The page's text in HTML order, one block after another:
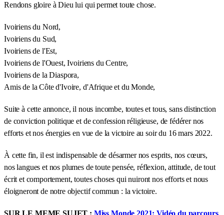
Rendons gloire à Dieu lui qui permet toute chose.
Ivoiriens du Nord,
Ivoiriens du Sud,
Ivoiriens de l'Est,
Ivoiriens de l'Ouest, Ivoiriens du Centre,
Ivoiriens de la Diaspora,
Amis de la Côte d'Ivoire, d'Afrique et du Monde,
Suite à cette annonce, il nous incombe, toutes et tous, sans distinction
de conviction politique et de confession réligieuse, de fédérer nos
efforts et nos énergies en vue de la victoire au soir du 16 mars 2022.
À cette fin, il est indispensable de désarmer nos esprits, nos cœurs,
nos langues et nos plumes de toute pensée, réflexion, attitude, de tout
écrit et comportement, toutes choses qui nuiront nos efforts et nous
éloigneront de notre objectif commun : la victoire.